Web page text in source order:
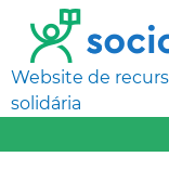
Website de
solidária